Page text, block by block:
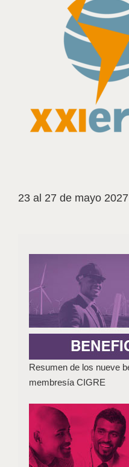
23 al 27 de mayo
Resumen de los nueve
membresía CIGRE